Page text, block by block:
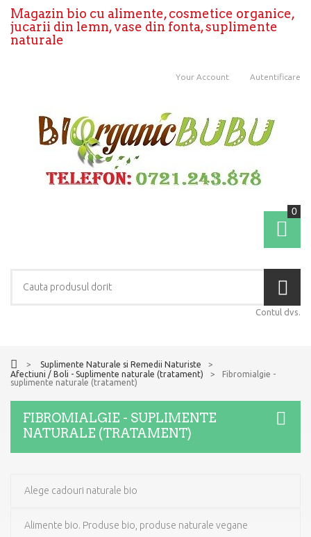
Magazin bio cu alimente, cosmetice organice,
jucarii din lemn, vase din fonta, suplimente
naturale
Autentificare
Your Account
0
Contul dvs.
> Suplimente Naturale si Remedii Naturiste
>
Afectiuni / Boli - Suplimente naturale (tratament)
>
Fibromialgie -
suplimente naturale (tratament)
FIBROMIALGIE - SUPLIMENTE
NATURALE (TRATAMENT)
Alege cadouri naturale bio
Alimente bio. Produse bio, produse naturale vegane